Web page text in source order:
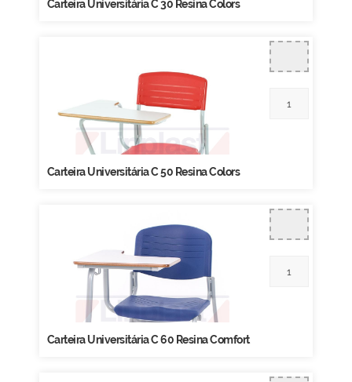
Carteira Universitária C 30 Resina Colors
Carteira Universitária C 50 Resina Colors
Carteira Universitária C 60 Resina Comfort